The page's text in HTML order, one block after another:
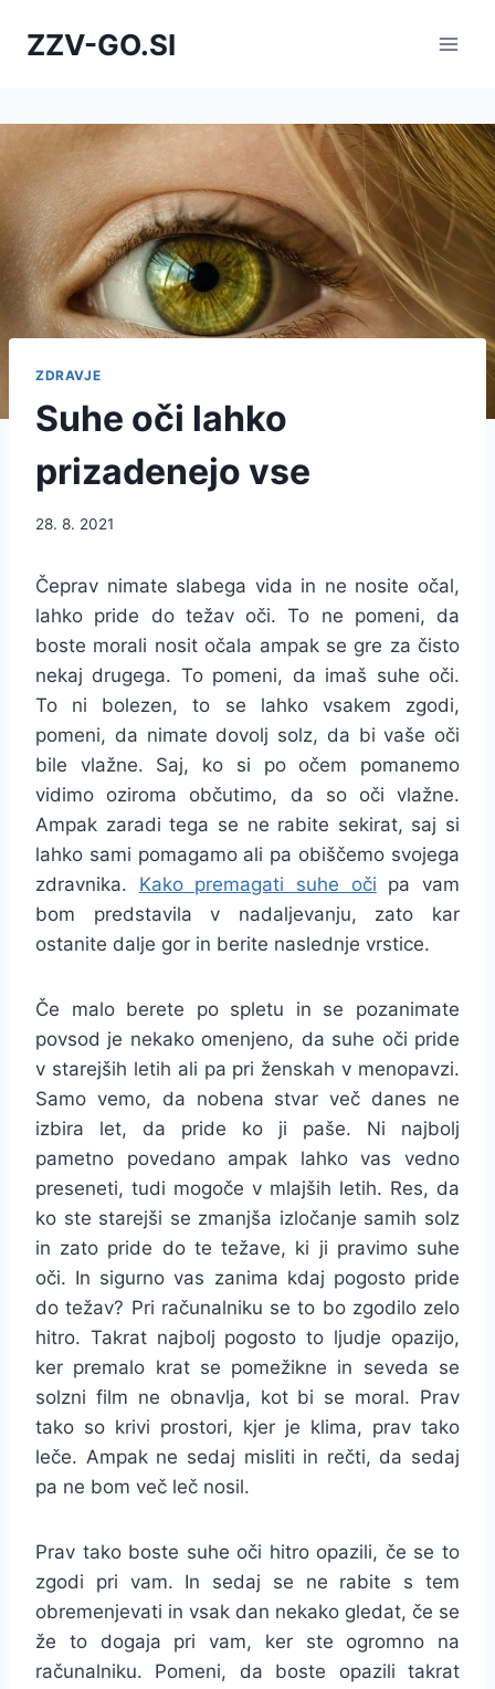
ZZV-GO.SI
ZDRAVJE
Suhe oči lahko
prizadenejo vse
28. 8. 2021
Čeprav nimate slabega vida in ne nosite očal,
lahko pride do težav oči. To ne pomeni, da
boste morali nosit očala ampak se gre za čisto
nekaj drugega. To pomeni, da imaš suhe oči.
To ni bolezen, to se lahko vsakem zgodi,
pomeni, da nimate dovolj solz, da bi vaše oči
bile vlažne. Saj, ko si po očem pomanemo
vidimo oziroma občutimo, da so oči vlažne.
Ampak zaradi tega se ne rabite sekirat, saj si
lahko sami pomagamo ali pa obiščemo svojega
zdravnika. Kako premagati suhe oči pa vam
bom predstavila v nadaljevanju, zato kar
ostanite dalje gor in berite naslednje vrstice.
Če malo berete po spletu in se pozanimate
povsod je nekako omenjeno, da suhe oči pride
v starejših letih ali pa pri ženskah v menopavzi.
Samo vemo, da nobena stvar več danes ne
izbira let, da pride ko ji paše. Ni najbolj
pametno povedano ampak lahko vas vedno
preseneti, tudi mogoče v mlajših letih. Res, da
ko ste starejši se zmanjša izločanje samih solz
in zato pride do te težave, ki ji pravimo suhe
oči. In sigurno vas zanima kdaj pogosto pride
do težav? Pri računalniku se to bo zgodilo zelo
hitro. Takrat najbolj pogosto to ljudje opazijo,
ker premalo krat se pomežikne in seveda se
solzni film ne obnavlja, kot bi se moral. Prav
tako so krivi prostori, kjer je klima, prav tako
leče. Ampak ne sedaj misliti in rečti, da sedaj
pa ne bom več leč nosil.
Prav tako boste suhe oči hitro opazili, če se to
zgodi pri vam. In sedaj se ne rabite s tem
obremenjevati in vsak dan nekako gledat, če se
že to dogaja pri vam, ker ste ogromno na
računalniku. Pomeni, da boste opazili takrat